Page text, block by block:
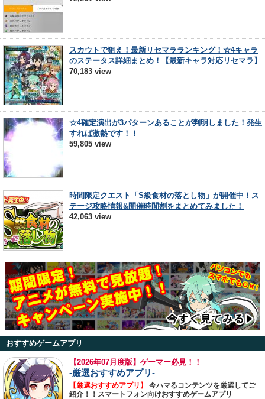
スカウトで狙え！最新リセマラランキング！☆4キャラ
のステータス詳細まとめ！【最新キャラ対応リセマラ】
70,183 view
☆4確定演出が3パターンあることが判明しました！発生
すれば激熱です！！
59,805 view
時間限定クエスト「S級食材の落とし物」が開催中！ス
テージ攻略情報&開催時間割をまとめてみました！
42,063 view
おすすめゲームアプリ
【2026年07月度版】ゲーマー必見！！
-厳選おすすめアプリ-
【厳選おすすめアプリ】
今ハマるコンテンツを厳選してご
紹介！！スマートフォン向けおすすめゲームアプリ